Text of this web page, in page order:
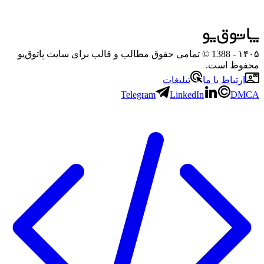
۱۴۰۵
- 1388 © تمامی حقوق مطالب و قالب برای سایت پاتوق‌یو
محفوظ است.
ارتباط با ما
تبلیغات
Telegram
LinkedIn DMCA